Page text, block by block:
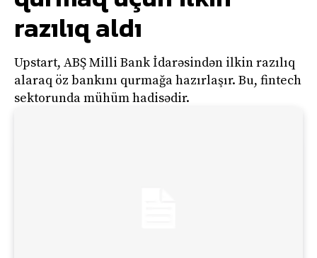
razılıq aldı
Upstart, ABŞ Milli Bank İdarəsindən ilkin razılıq
alaraq öz bankını qurmağa hazırlaşır. Bu, fintech
sektorunda mühüm hadisədir.